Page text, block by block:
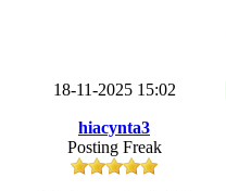
18-11-2025 15:02
hiacynta3
Posting Freak